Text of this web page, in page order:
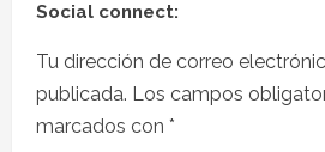
Social connect:
Tu dirección de correo
publicada. Los campos
marcados con *